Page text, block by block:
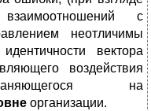
с
неотличимы
вектора
воздействия
на
организации.